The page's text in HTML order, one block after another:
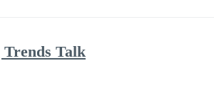
Trends Talk